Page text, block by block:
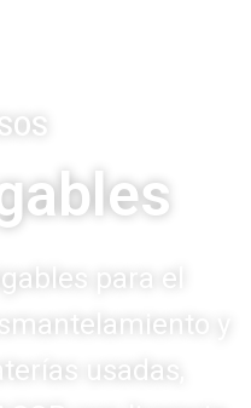
para el
y
usadas,